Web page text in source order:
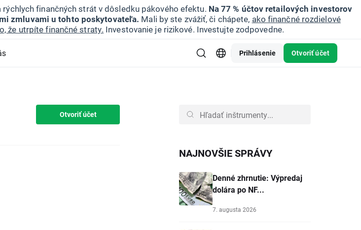
finančných strát v dôsledku pákového efektu. Na 77 % účtov retailových investorov
zmluvami u tohto poskytovateľa. Mali by ste zvážiť, či chápete, ako finančné rozdielové
že utrpíte finančné straty. Investovanie je rizikové. Investujte zodpovedne.
Prihlásenie Otvoriť účet
Otvoriť účet
NAJNOVŠIE SPRÁVY
Denné zhrnutie: Výpredaj
dolára po NF...
7. augusta 2026